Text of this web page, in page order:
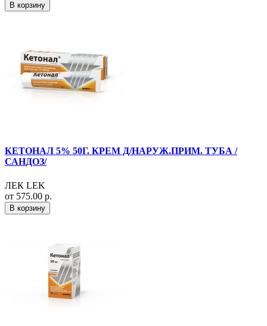
В корзину
КЕТОНАЛ 5% 50Г. КРЕМ Д/НАРУЖ.ПРИМ. ТУБА /
САНДОЗ/
ЛЕК LEK
от 575.00 р.
В корзину